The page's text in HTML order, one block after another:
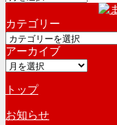
カ
イ
ブ
カテゴリー
カ
テ
ゴ
ー
アーカイブ
ア
カ
イ
ブ
トップ
お知らせ